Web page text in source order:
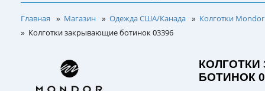
Главная » Магазин » Одежда США/Канада » Колготки
» Колготки закрывающие ботинок 03396
БОТИНОК